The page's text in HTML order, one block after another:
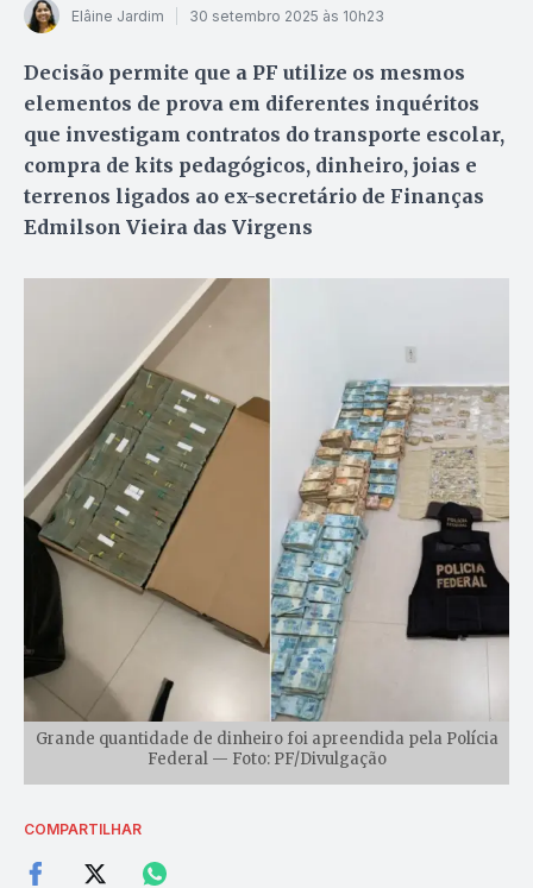
Elâine Jardim 30 setembro 2025 às 10h23
Decisão permite que a PF utilize os mesmos
elementos de prova em diferentes inquéritos
que investigam contratos do transporte escolar,
compra de kits pedagógicos, dinheiro, joias e
terrenos ligados ao ex-secretário de Finanças
Edmilson Vieira das Virgens
Grande quantidade de dinheiro foi apreendida pela Polícia
Federal — Foto: PF/Divulgação
COMPARTILHAR